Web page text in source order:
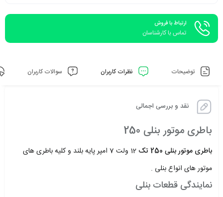
ارتباط با فروش
تماس با کارشناسان
توضیحات نظرات کاربران سوالات کاربران
نقد و بررسی اجمالی
باطری موتور بنلی 250
باطری موتور بنلی 250 تک
12 ولت 7 امپر پایه بلند و کلیه باطری های
موتور های انواع بنلی .
نمایندگی قطعات بنلی